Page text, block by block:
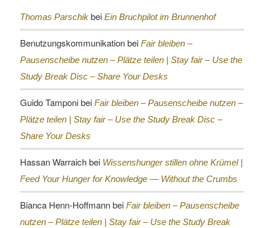
Thomas Parschikbei Ein Bruchpilot im Brunnenhof
Benutzungskommunikationbei Fair bleiben –
Pausenscheibe nutzen – Plätze teilen | Stay fair – Use the
Study Break Disc – Share Your Desks
Guido Tamponibei Fair bleiben – Pausenscheibe nutzen –
Plätze teilen | Stay fair – Use the Study Break Disc –
Share Your Desks
Hassan Warraichbei Wissenshunger stillen ohne Krümel |
Feed Your Hunger for Knowledge — Without the Crumbs
Bianca Henn-Hoffmannbei Fair bleiben – Pausenscheibe
nutzen – Plätze teilen | Stay fair – Use the Study Break